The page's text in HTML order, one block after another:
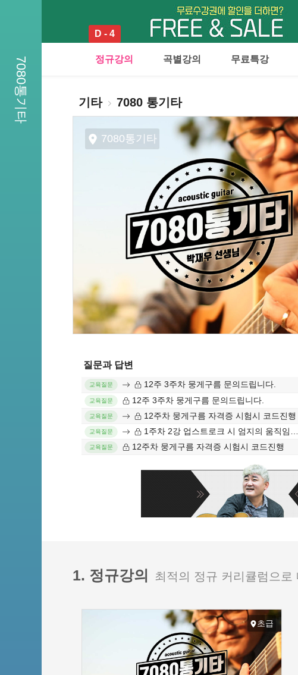
D - 4
정규강의 곡별강의 무료특강
7080통기타 기타 7080 통기타
7080통기타
질문과 답변
교육질문 12주 3주차 뭉게구름 문의드립니다.
교육질문 12주 3주차 뭉게구름 문의드립니다.
교육질문 12주차 뭉게구름 자격증 시험시 코드진행
교육질문 1주차 2강 업스트로크 시 엄지의 움직임과 각도에 대하여 궁금합니다.
교육질문 12주차 뭉게구름 자격증 시험시 코드진행
1. 정규강의 최적의 정규 커리큘럼으로
초급